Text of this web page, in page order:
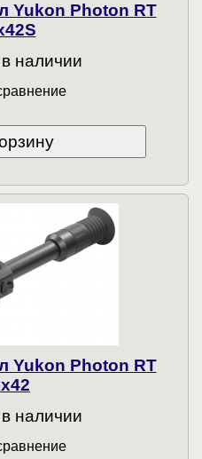
Yukon Photon RT
наличии
Yukon Photon RT
наличии